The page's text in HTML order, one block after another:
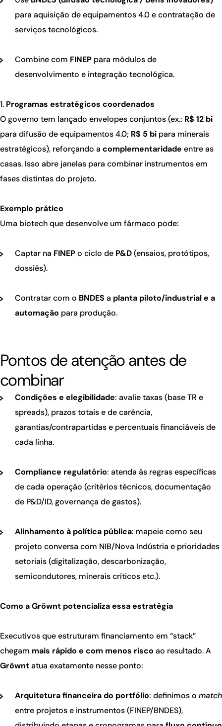
para aquisição de equipamentos 4.0 e contratação de
serviços tecnológicos.
Combine com FINEP para módulos de
desenvolvimento e integração tecnológica.
Programas estratégicos coordenados
O governo tem lançado envelopes conjuntos (ex.: R$ 12 bi
para difusão de equipamentos 4.0; R$ 5 bi para minerais
estratégicos), reforçando a complementaridade entre as
casas. Isso abre janelas para combinar instrumentos em
fases distintas do projeto.
Exemplo prático
Uma biotech que desenvolve um fármaco pode:
Captar na FINEPo ciclo de P&D(ensaios, protótipos,
dossiês).
Contratar com o BNDES a planta piloto/industrial e a
automação para produção.
Pontos de atenção antes de
combinar
Condições e elegibilidade: avalie taxas (base TR e
spreads), prazos totais e de carência,
garantias/contrapartidas e percentuais financiáveis de
cada linha.
Compliance regulatório: atenda às regras específicas
de cada operação (critérios técnicos, documentação
de P&D/ID, governança de gastos).
Alinhamento à política pública: mapeie como seu
projeto conversa com NIB/Nova Indústria e prioridades
setoriais (digitalização, descarbonização,
semicondutores, minerais críticos etc.).
Como a Gröwnt potencializa essa estratégia
Executivos que estruturam financiamento em “stack”
chegam mais rápido e com menos risco ao resultado. A
Gröwntatua exatamente nesse ponto:
Arquitetura financeira do portfólio: definimos o match
entre projetos e instrumentos (FINEP/BNDES),